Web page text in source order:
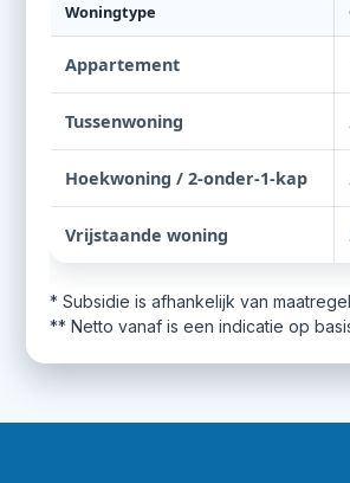
Woningtype
Appartement
Tussenwoning
Hoekwoning / 2-onder-1-kap
Vrijstaande woning
* Subsidie is afhankelijk van
** Netto vanaf is een indicatie op